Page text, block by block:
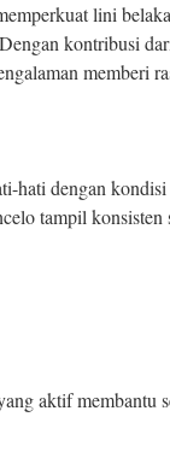
lini
kontribusi
memberi
hati dengan
tampil konsisten
aktif membantu